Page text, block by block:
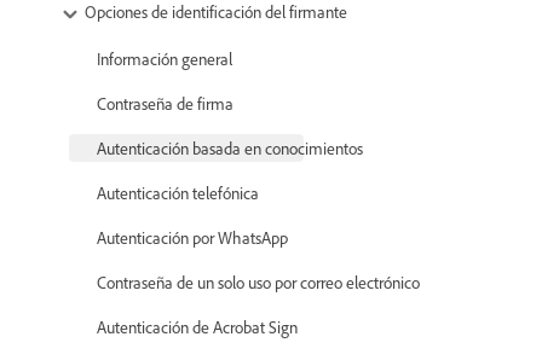
Opciones de identificación del firmante
Información general
Contraseña de firma
Autenticación basada en conocimientos
Autenticación telefónica
Autenticación por WhatsApp
Contraseña de un solo uso por correo electrónico
Autenticación de Acrobat Sign